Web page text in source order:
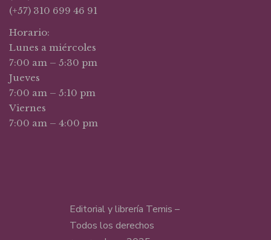
(+57) 310 699 46 91
Horario:
Lunes a miércoles
7:00 am – 5:30 pm
Jueves
7:00 am – 5:10 pm
Viernes
7:00 am – 4:00 pm
Editorial y librería Temis –
Todos los derechos